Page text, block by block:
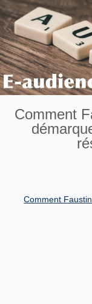
Comment
Comment